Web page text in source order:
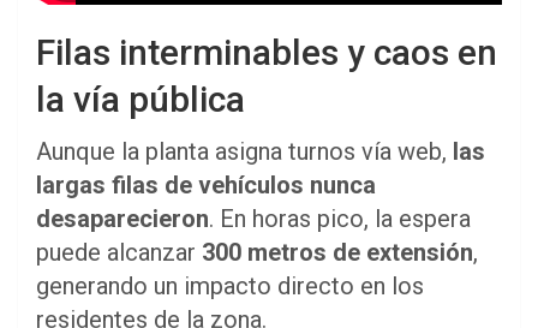
Filas interminables y caos en
la vía pública
Aunque la planta asigna turnos vía web, las
largas filas de vehículos nunca
desaparecieron. En horas pico, la espera
puede alcanzar 300 metros de extensión,
generando un impacto directo en los
residentes de la zona.